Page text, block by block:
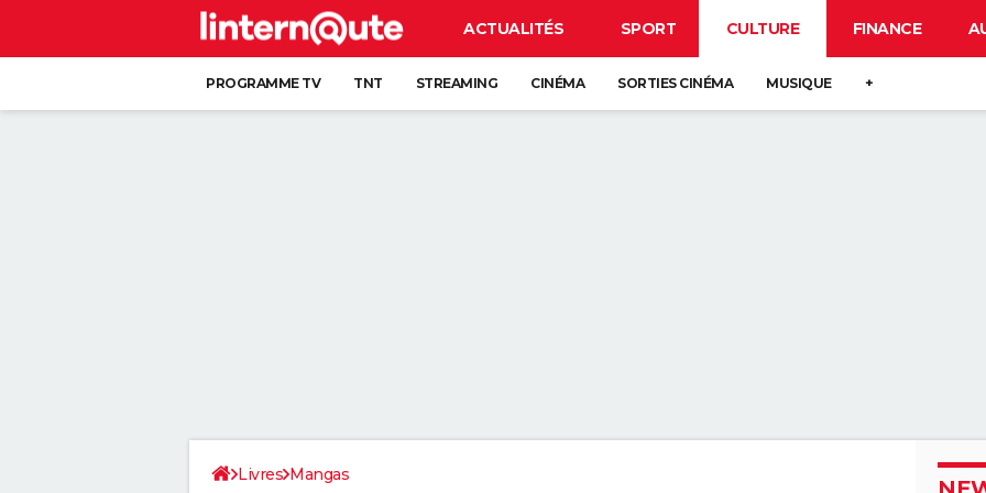
ACTUALITÉS SPORT CULTURE FINANCE
PROGRAMME TV TNT STREAMING CINÉMA SORTIES CINÉMA MUSIQUE +
Livres Mangas